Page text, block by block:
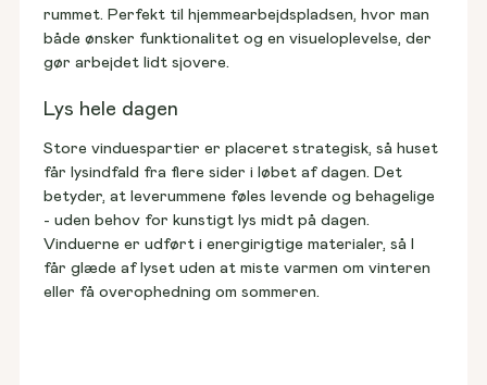
rummet. Perfekt til hjemmearbejdspladsen, hvor man
både ønsker funktionalitet og en visueloplevelse, der
gør arbejdet lidt sjovere.
Lys hele dagen
Store vinduespartier er placeret strategisk, så huset
får lysindfald fra flere sider i løbet af dagen. Det
betyder, at leverummene føles levende og behagelige
- uden behov for kunstigt lys midt på dagen.
Vinduerne er udført i energirigtige materialer, så I
får glæde af lyset uden at miste varmen om vinteren
eller få overophedning om sommeren.